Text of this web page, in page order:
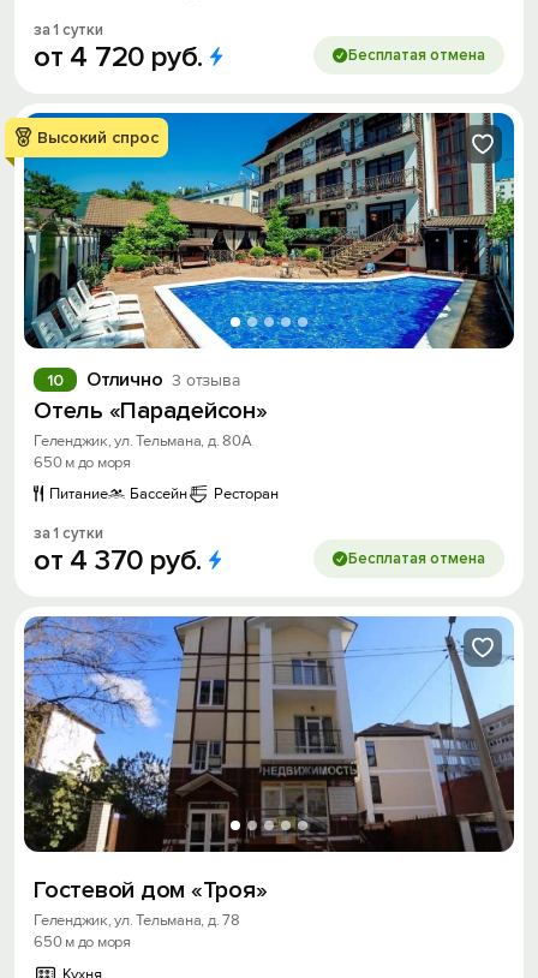
за 1 сутки
от 4 720 руб. Бесплатая отмена
Высокий спрос
Отлично 3 отзыва
10
Отель «Парадейсон»
Геленджик, ул. Тельмана, д. 80А
650 м до моря
Питание
Бассейн Ресторан
за 1 сутки
от 4 370 руб. Бесплатая отмена
Гостевой дом «Троя»
Геленджик, ул. Тельмана, д. 78
650 м до моря